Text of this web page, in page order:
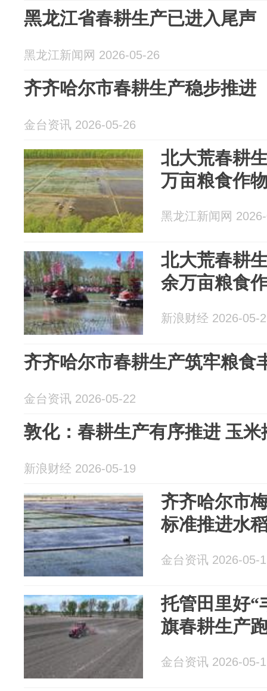
黑龙江省春耕生产已进入尾声
黑龙江新闻网 2026-05-26
齐齐哈尔市春耕生产稳步推进
金台资讯 2026-05-26
北大荒春耕
万亩粮食作
黑龙江新闻网
北大荒春耕
余万亩粮食
新浪财经 2026-05-
齐齐哈尔市春耕生产筑牢粮食
金台资讯 2026-05-22
敦化：春耕生产有序推进 玉
新浪财经 2026-05-19
齐齐哈尔市
标准推进水
金台资讯 2026-05-
托管田里好“
旗春耕生产
金台资讯 2026-05-